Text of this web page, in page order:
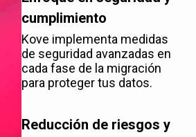
cumplimiento
Kove implementa medidas
de seguridad avanzadas en
cada fase de la migración
para proteger tus datos.
Reducción de riesgos y